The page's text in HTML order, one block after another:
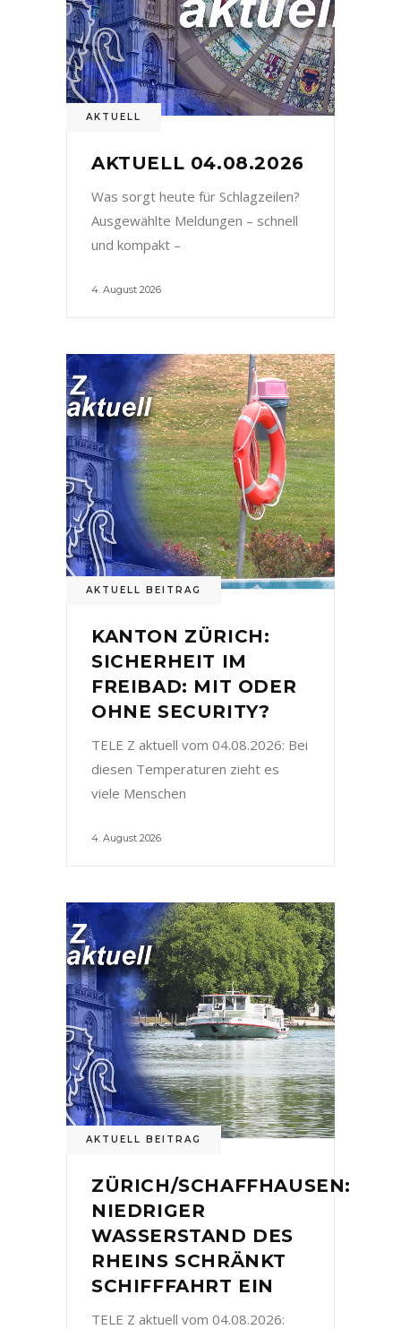
AKTUELL
AKTUELL 04.08.2026
Was sorgt heute für Schlagzeilen?
Ausgewählte Meldungen – schnell
und kompakt –
4. August 2026
AKTUELL BEITRAG
KANTON ZÜRICH:
SICHERHEIT IM
FREIBAD: MIT ODER
OHNE SECURITY?
TELE Z aktuell vom 04.08.2026: Bei
diesen Temperaturen zieht es
viele Menschen
4. August 2026
AKTUELL BEITRAG
ZÜRICH/SCHAFFHAUSEN:
NIEDRIGER
WASSERSTAND DES
RHEINS SCHRÄNKT
SCHIFFFAHRT EIN
TELE Z aktuell vom 04.08.2026: